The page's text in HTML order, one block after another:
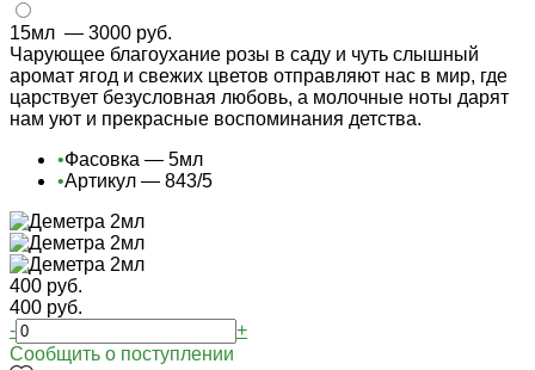
15мл — 3000 руб.
Чарующее благоухание розы в саду и чуть слышный
аромат ягод и свежих цветов отправляют нас в мир, где
царствует безусловная любовь, а молочные ноты дарят
нам уют и прекрасные воспоминания детства.
•Фасовка — 5мл
•Артикул — 843/5
400 руб.
400 руб.
-
+
Cообщить о поступлении